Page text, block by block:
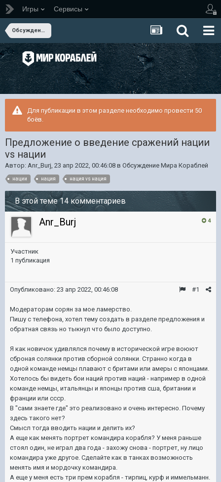
Игры Сервисы
Обсуждение Мира Кораблей
Для публикации в этом разделе необходимо провести 50
боёв.
Предложение о введение сражений нации
vs нации
Автор: Anr_Burj, 23 апр 2022, 00:46:08 в Обсуждение Мира Кораблей
нации нация нация vs нация
В этой теме 14 комментариев
4
Anr_Burj
Участник
1 публикация
#1
Опубликовано: 23 апр 2022, 00:46:08
Модераторам сорян за мое ламерство.
Пишу с телефона, хотел тему создать в разделе предложения и
обратная связь но тыкнул что было доступно.
Я как новичок удивлялся почему в исторической игре воюют
сброная солянки против сборной солянки. Странно когда в
одной команде немцы плавают с бритами или амеры с японцами.
Хотелось бы видеть бои наций против наций - например в одной
команде немцы, итальянцы и японцы против сша, британии и
франции или ссср.
В "сами знаете где" это реализовано и очень интересно. Почему
здесь такого нет?
Смысл тогда вводить нации и делить их?
А еще как менять портрет командира корабля? У меня раньше
стоял один, не играл два года - захожу снова - портрет, ну лицо
командира уже другое. Сделайте как в танках возможность
менять имя и мордочку командира.
А еще у меня есть три прем корабля - тирпиц, курф и иммельманн.